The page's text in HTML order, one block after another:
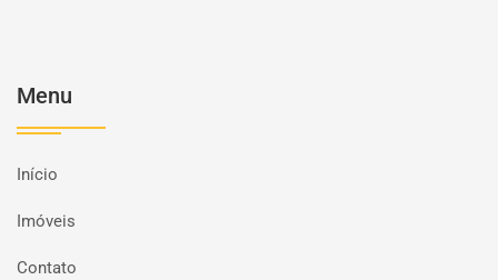
Menu
Início
Imóveis
Contato